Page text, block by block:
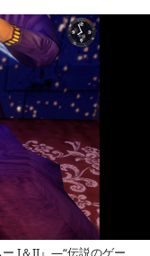
I＆II』―“伝説のゲー